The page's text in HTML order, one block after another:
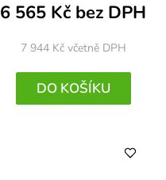
6 565 Kč bez DPH
7 944 Kč včetně DPH
DO KOŠÍKU